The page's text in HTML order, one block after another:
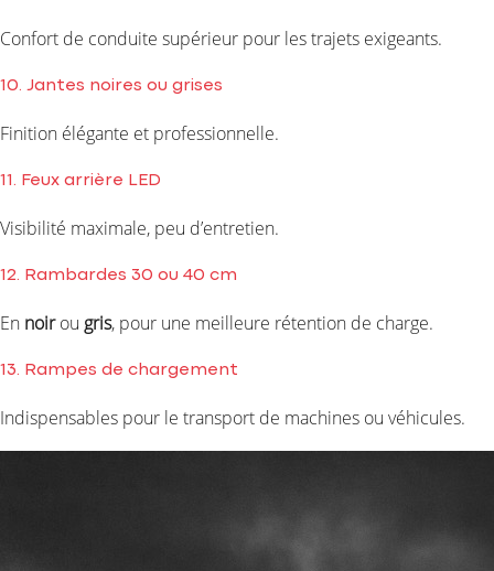
Confort de conduite supérieur pour les trajets exigeants.
10. Jantes noires ou grises
Finition élégante et professionnelle.
11. Feux arrière LED
Visibilité maximale, peu d’entretien.
12. Rambardes 30 ou 40 cm
En noirou gris, pour une meilleure rétention de charge.
13. Rampes de chargement
Indispensables pour le transport de machines ou véhicules.